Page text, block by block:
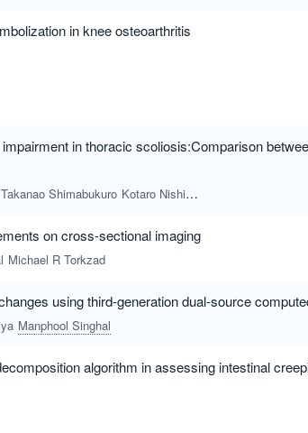
in knee osteoarthritis
in thoracic scoliosis:Comparison
Takanao Shimabukuro Kotaro Nishida
on cross-sectional imaging
Michael R Torkzad
using third-generation dual-source
Manphool Singhal
algorithm in assessing intestinal